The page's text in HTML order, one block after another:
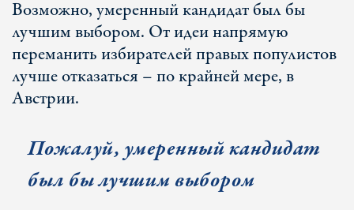
Возможно, умеренный кандидат был бы
лучшим выбором. От идеи напрямую
переманить избирателей правых популистов
лучше отказаться – по крайней мере, в
Австрии.
Пожалуй, умеренный кандидат
был бы лучшим выбором